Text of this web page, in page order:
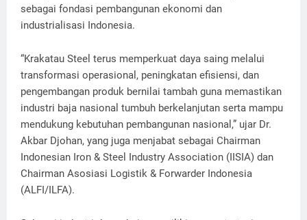
sebagai fondasi pembangunan ekonomi dan
industrialisasi Indonesia.
“Krakatau Steel terus memperkuat daya saing melalui
transformasi operasional, peningkatan efisiensi, dan
pengembangan produk bernilai tambah guna memastikan
industri baja nasional tumbuh berkelanjutan serta mampu
mendukung kebutuhan pembangunan nasional,” ujar Dr.
Akbar Djohan, yang juga menjabat sebagai Chairman
Indonesian Iron & Steel Industry Association (IISIA) dan
Chairman Asosiasi Logistik & Forwarder Indonesia
(ALFI/ILFA).